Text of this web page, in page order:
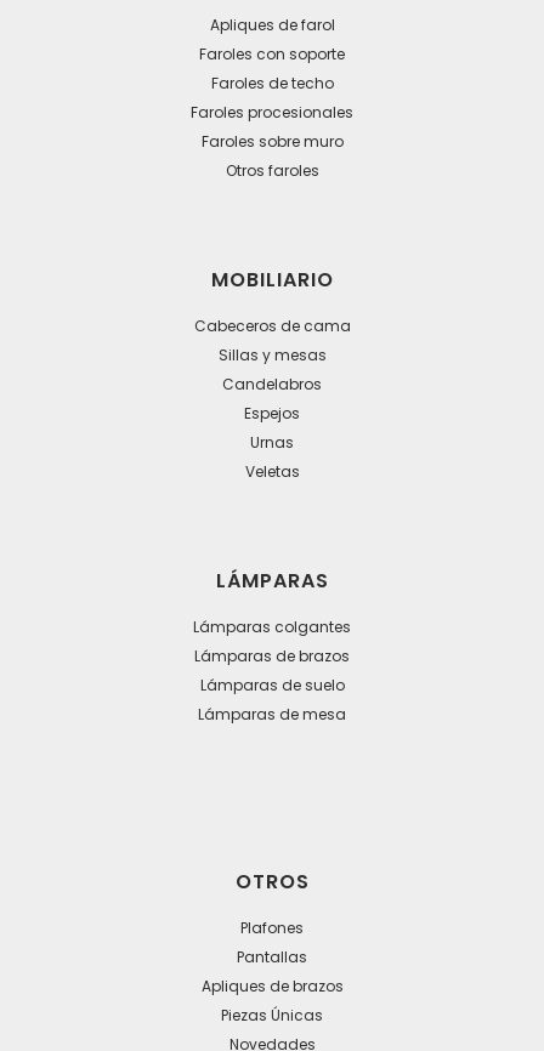
Apliques de farol
Faroles con soporte
Faroles de techo
Faroles procesionales
Faroles sobre muro
Otros faroles
MOBILIARIO
Cabeceros de cama
Sillas y mesas
Candelabros
Espejos
Urnas
Veletas
LÁMPARAS
Lámparas colgantes
Lámparas de brazos
Lámparas de suelo
Lámparas de mesa
OTROS
Plafones
Pantallas
Apliques de brazos
Piezas Únicas
Novedades